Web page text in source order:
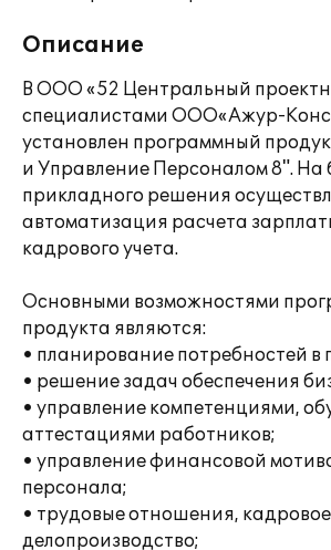
Описание
В ООО «52 Центральный
специалистами ООО«Ажур-
установлен программный
и Управление Персоналом 8". На
прикладного решения
автоматизация расчета
кадрового учета.
Основными возможностями
продукта являются:
• планирование потребностей в
• решение задач обеспечения
• управление компетенциями,
аттестациями работников;
• управление финансовой
персонала;
• трудовые отношения, кадровое
делопроизводство;